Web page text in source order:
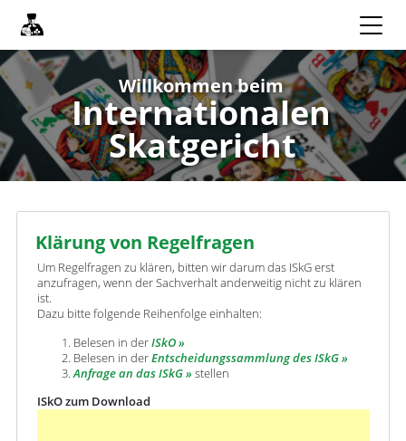
Willkommen beim
Internationalen
Skatgericht
Klärung von Regelfragen
Um Regelfragen zu klären, bitten wir darum das ISkG erst
anzufragen, wenn der Sachverhalt anderweitig nicht zu klären
ist.
Dazu bitte folgende Reihenfolge einhalten:
Belesen in derISkO
Belesen in derEntscheidungssammlung des ISkG
Anfrage an das ISkG
stellen
ISkO zum Download